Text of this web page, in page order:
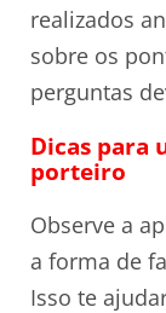
realizados
sobre os
perguntas
Dicas para
porteiro
Observe a
a forma de
Isso te